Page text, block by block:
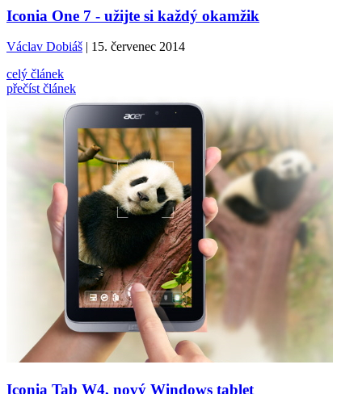
Iconia One 7 - užijte si každý okamžik
Václav Dobiáš | 15. červenec 2014
celý článek
přečíst článek
Iconia Tab W4, nový Windows tablet